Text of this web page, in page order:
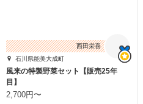
西田栄喜
石川県能美大成町
風来の特製野菜セット【販売25年
目】
2,700円〜